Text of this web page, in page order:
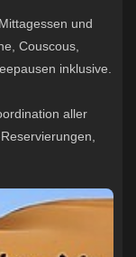
und
Couscous,
inklusive.
aller